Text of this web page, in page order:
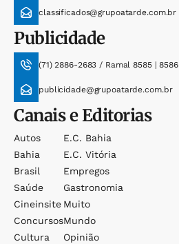
classificados@grupoatarde.com.br
Publicidade
(71) 2886-2683 / Ramal 8585 | 8586
publicidade@grupoatarde.com.br
Canais e Editorias
Autos
Bahia
Brasil
Saúde
Cineinsite
Concursos
Cultura
E.c. Bahia
E.c. Vitória
Empregos
Gastronomia
Muito
Mundo
Opinião